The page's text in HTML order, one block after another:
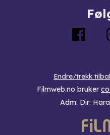
Endre/trekk
Filmweb.no bruker
Adm. Dir: